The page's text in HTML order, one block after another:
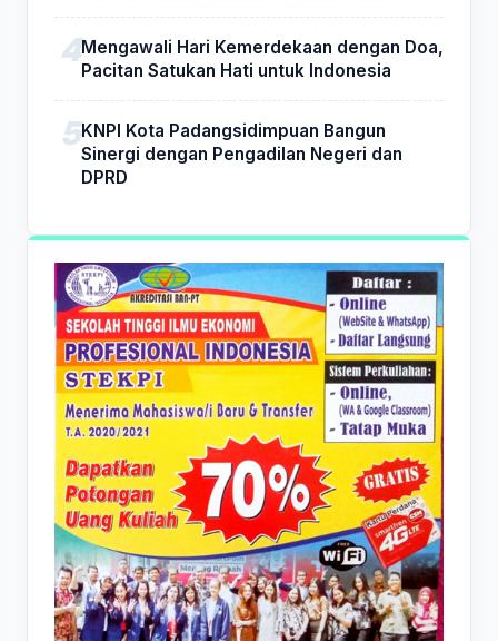
Mengawali Hari Kemerdekaan dengan Doa,
Pacitan Satukan Hati untuk Indonesia
KNPI Kota Padangsidimpuan Bangun
Sinergi dengan Pengadilan Negeri dan
DPRD